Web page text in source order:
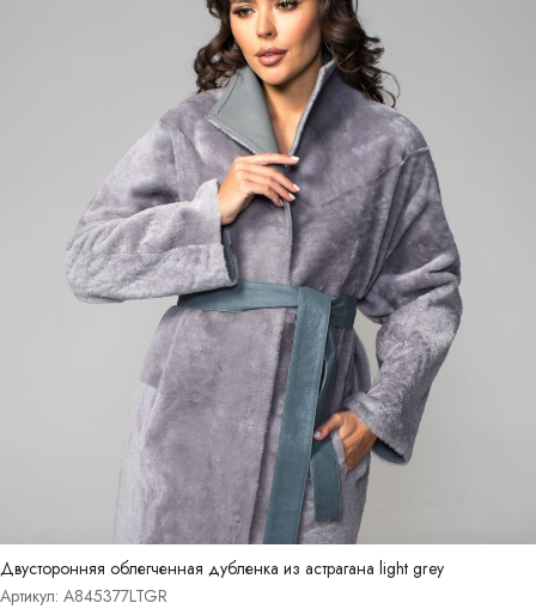
Двусторонняя облегченная дубленка из астрагана light grey
Артикул: A845377LTGR